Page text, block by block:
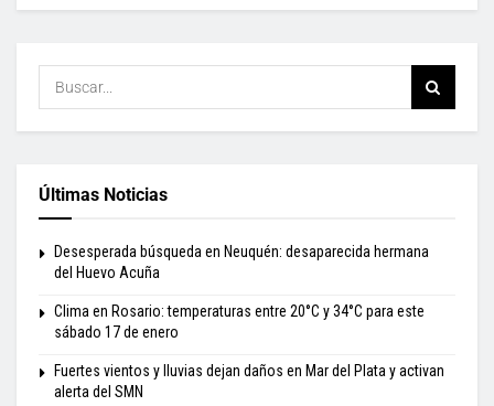
Últimas Noticias
Desesperada búsqueda en Neuquén: desaparecida hermana
del Huevo Acuña
Clima en Rosario: temperaturas entre 20°C y 34°C para este
sábado 17 de enero
Fuertes vientos y lluvias dejan daños en Mar del Plata y activan
alerta del SMN